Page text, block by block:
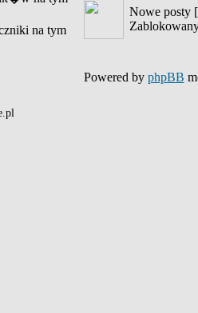
na tym
Nowe posty [
Powered by phpBB